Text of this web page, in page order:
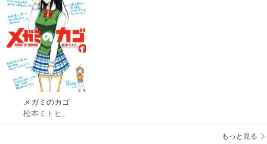
メガミのカゴ
松本ミトヒ。
もっと見る